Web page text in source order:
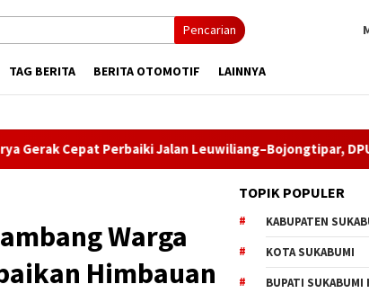
Pencarian
TAG BERITA BERITA OTOMOTIF LAINNYA
Perbaiki Jalan Leuwiliang–Bojongtipar, DPU Apresiasi
Warga
Himbauan
TOPIK POPULER
KABUPATEN
KOTA SUKABUMI
BUPATI SUKABUMI